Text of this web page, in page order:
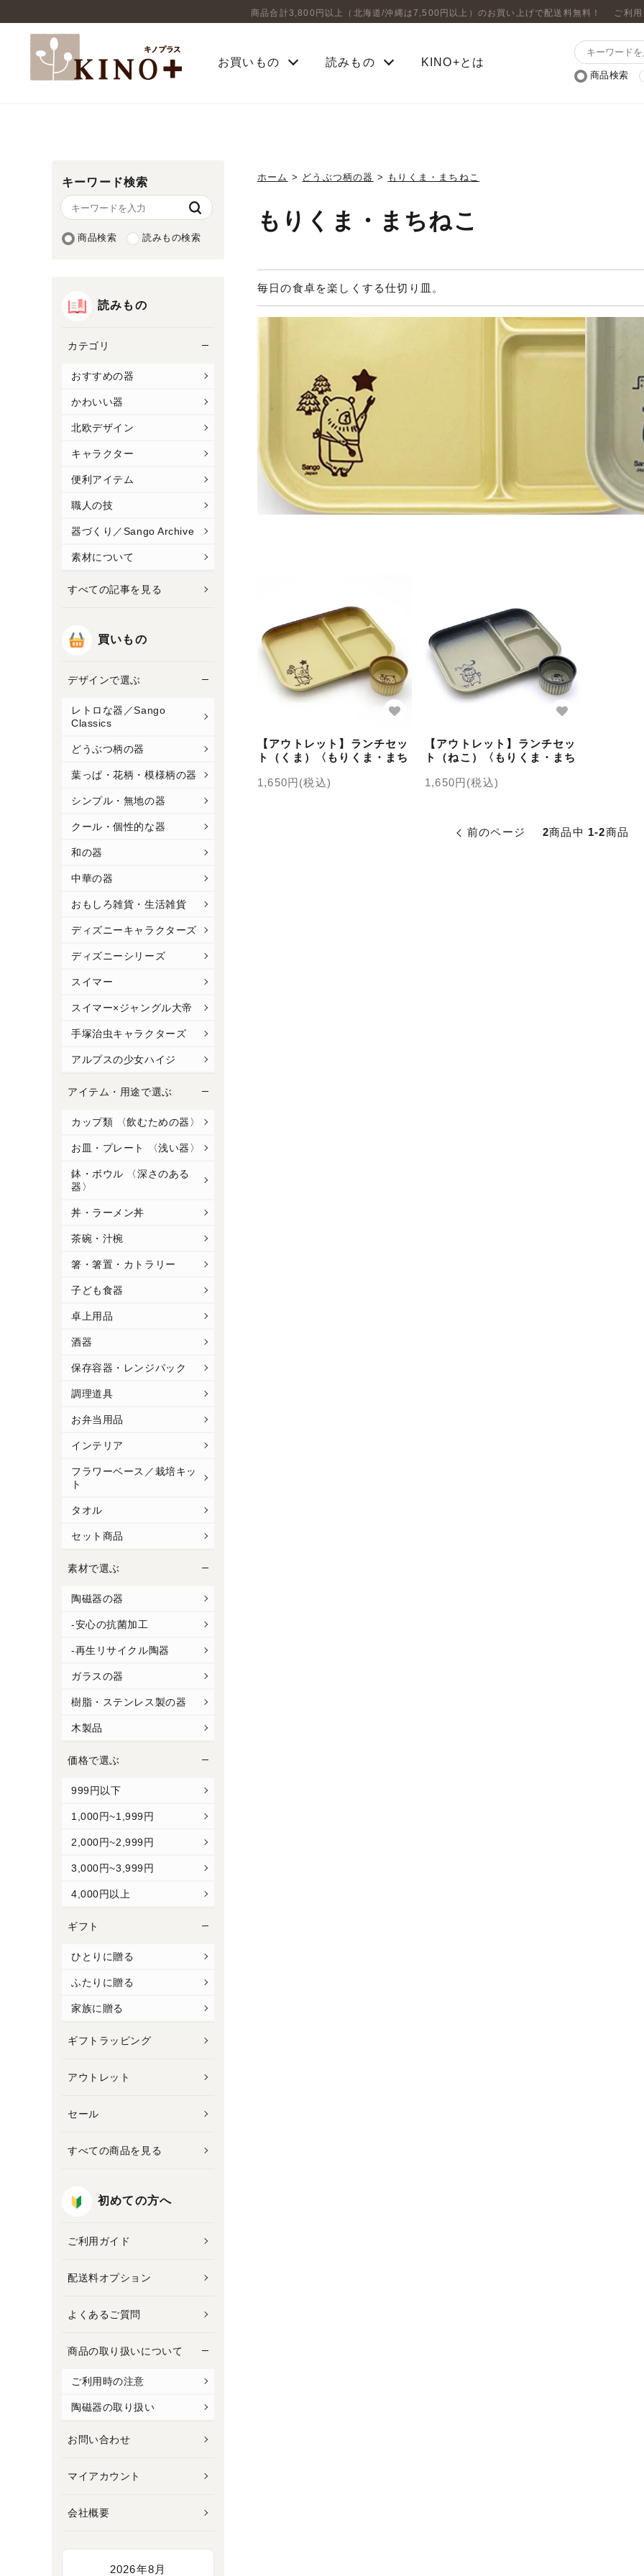
商品合計3,800円以上（北海道/沖縄は7,500円以上）のお買い上げで配送料無料！ ご利
お買いもの 読みもの KINO+とは
商品検索
キーワード検索
商品検索 読みもの検索
読みもの
カテゴリ
おすすめの器
かわいい器
北欧デザイン
キャラクター
便利アイテム
職人の技
器づくり／Sango Archive
素材について
すべての記事を見る
買いもの
デザインで選ぶ
レトロな器／Sango
Classics
どうぶつ柄の器
葉っぱ・花柄・模様柄の器
シンプル・無地の器
クール・個性的な器
和の器
中華の器
おもしろ雑貨・生活雑貨
ディズニーキャラクターズ
ディズニーシリーズ
スイマー
スイマー×ジャングル大帝
手塚治虫キャラクターズ
アルプスの少女ハイジ
アイテム・用途で選ぶ
カップ類 〈飲むための器〉
お皿・プレート 〈浅い器〉
鉢・ボウル 〈深さのある
器〉
丼・ラーメン丼
茶碗・汁椀
箸・箸置・カトラリー
子ども食器
卓上用品
酒器
保存容器・レンジパック
調理道具
お弁当用品
インテリア
フラワーベース／栽培キッ
ト
タオル
セット商品
素材で選ぶ
陶磁器の器
-安心の抗菌加工
-再生リサイクル陶器
ガラスの器
樹脂・ステンレス製の器
木製品
価格で選ぶ
999円以下
1,000円~1,999円
2,000円~2,999円
3,000円~3,999円
4,000円以上
ギフト
ひとりに贈る
ふたりに贈る
家族に贈る
ギフトラッピング
アウトレット
セール
すべての商品を見る
初めての方へ
ご利用ガイド
配送料オプション
よくあるご質問
商品の取り扱いについて
ご利用時の注意
陶磁器の取り扱い
お問い合わせ
マイアカウント
会社概要
2026年8月
ホーム > どうぶつ柄の器 > もりくま・まちねこ
もりくま・まちねこ
毎日の食卓を楽しくする仕切り皿。
【アウトレット】ランチセッ
ト（くま）〈もりくま・まち
1,650円(税込)
【アウトレット】ランチセッ
ト（ねこ）〈もりくま・まち
1,650円(税込)
前のページ 2商品中 1-2商品